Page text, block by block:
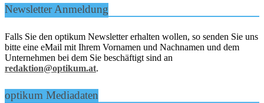
Newsletter Anmeldung
Falls Sie den optikum Newsletter erhalten wollen, so senden Sie uns
bitte eine eMail mit Ihrem Vornamen und Nachnamen und dem
Unternehmen bei dem Sie beschäftigt sind an
redaktion@optikum.at.
optikum Mediadaten